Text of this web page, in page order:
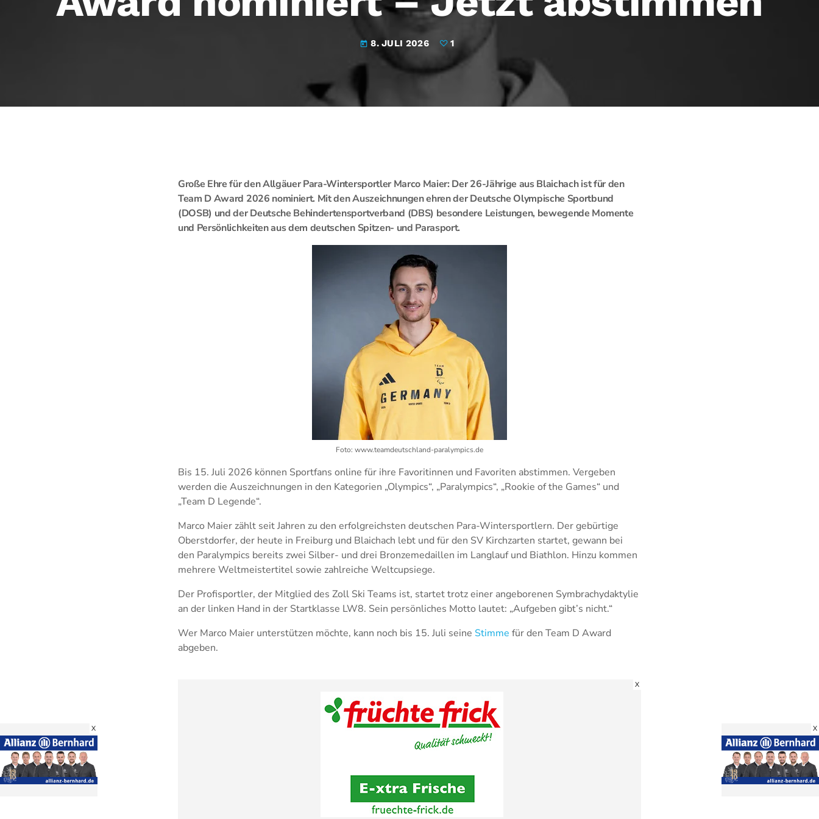
today 8. JULI 2026 1
Große Ehre für den Allgäuer Para-Wintersportler Marco Maier: Der 26-Jährige aus Blaichach ist für den
Team D Award 2026 nominiert. Mit den Auszeichnungen ehren der Deutsche Olympische Sportbund
(DOSB) und der Deutsche Behindertensportverband (DBS) besondere Leistungen, bewegende Momente
und Persönlichkeiten aus dem deutschen Spitzen- und Parasport.
Foto: www.teamdeutschland-paralympics.de
Bis 15. Juli 2026 können Sportfans online für ihre Favoritinnen und Favoriten abstimmen. Vergeben
werden die Auszeichnungen in den Kategorien „Olympics“, „Paralympics“, „Rookie of the Games“ und
„Team D Legende“.
Marco Maier zählt seit Jahren zu den erfolgreichsten deutschen Para-Wintersportlern. Der gebürtige
Oberstdorfer, der heute in Freiburg und Blaichach lebt und für den SV Kirchzarten startet, gewann bei
den Paralympics bereits zwei Silber- und drei Bronzemedaillen im Langlauf und Biathlon. Hinzu kommen
mehrere Weltmeistertitel sowie zahlreiche Weltcupsiege.
Der Profisportler, der Mitglied des Zoll Ski Teams ist, startet trotz einer angeborenen Symbrachydaktylie
an der linken Hand in der Startklasse LW8. Sein persönliches Motto lautet: „Aufgeben gibt’s nicht.“
Wer Marco Maier unterstützen möchte, kann noch bis 15. Juli seine Stimme für den Team D Award
abgeben.
X
X X